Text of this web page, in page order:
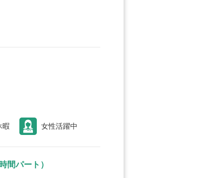
暇 女性活躍中
間パート）